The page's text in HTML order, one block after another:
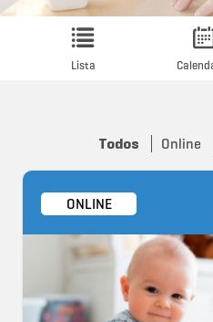
Lista
Todos Online
ONLINE